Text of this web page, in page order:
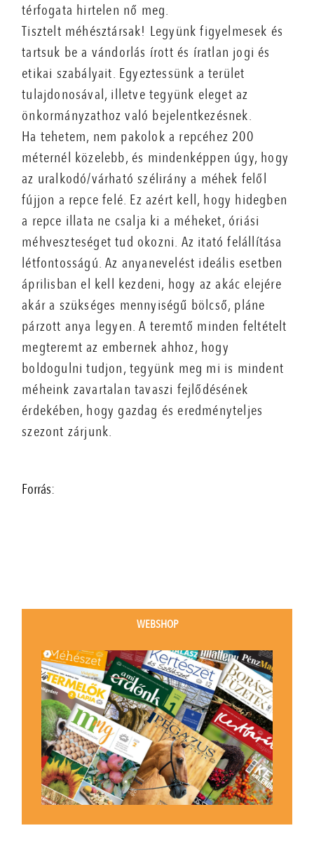
térfogata hirtelen nő meg.
Tisztelt méhésztársak! Legyünk figyelmesek és
tartsuk be a vándorlás írott és íratlan jogi és
etikai szabályait. Egyeztessünk a terület
tulajdonosával, illetve tegyünk eleget az
önkormányzathoz való bejelentkezésnek.
Ha tehetem, nem pakolok a repcéhez 200
méternél közelebb, és mindenképpen úgy, hogy
az uralkodó/várható szélirány a méhek felől
fújjon a repce felé. Ez azért kell, hogy hidegben
a repce illata ne csalja ki a méheket, óriási
méhveszteséget tud okozni. Az itató felállítása
létfontosságú. Az anyanevelést ideális esetben
áprilisban el kell kezdeni, hogy az akác elejére
akár a szükséges mennyiségű bölcső, pláne
párzott anya legyen. A teremtő minden feltételt
megteremt az embernek ahhoz, hogy
boldogulni tudjon, tegyünk meg mi is mindent
méheink zavartalan tavaszi fejlődésének
érdekében, hogy gazdag és eredményteljes
szezont zárjunk.
Forrás:
WEBSHOP